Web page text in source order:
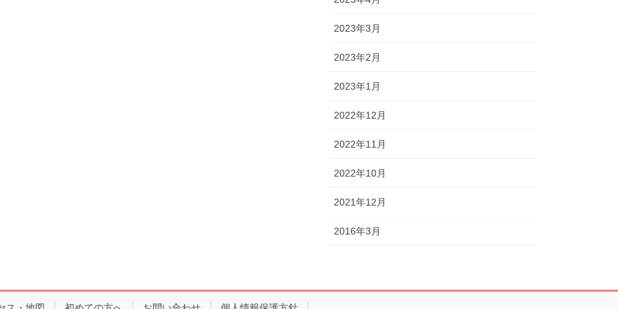
2023年3月
2023年2月
2023年1月
2022年12月
2022年11月
2022年10月
2021年12月
2016年3月